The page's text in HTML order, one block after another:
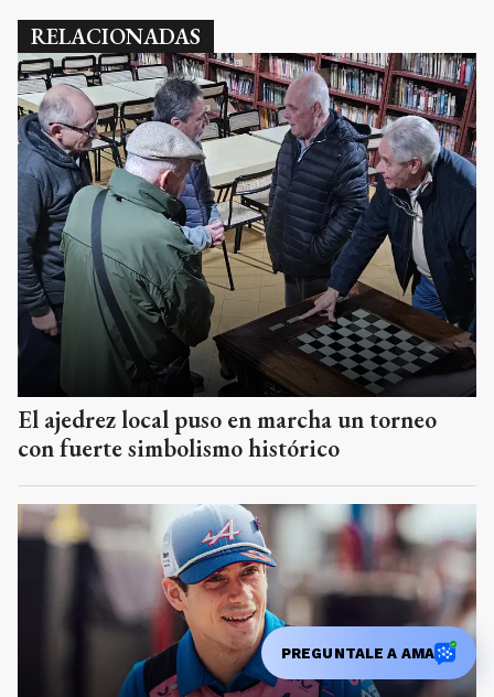
RELACIONADAS
El ajedrez local puso en marcha un torneo
con fuerte simbolismo histórico
PREGUNTALE A AMA